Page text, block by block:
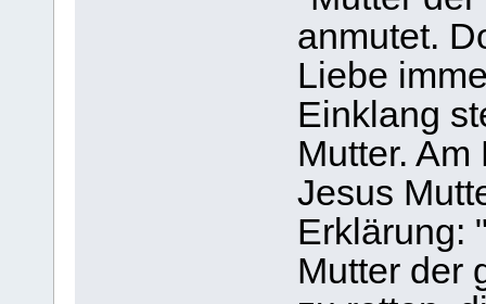
anmutet.
Liebe
Einklang
Mutter.
Jesus
Erklärung:
Mutter der